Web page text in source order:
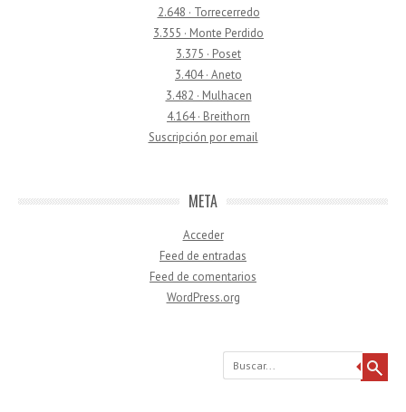
2.648 · Torrecerredo
3.355 · Monte Perdido
3.375 · Poset
3.404 · Aneto
3.482 · Mulhacen
4.164 · Breithorn
Suscripción por email
META
Acceder
Feed de entradas
Feed de comentarios
WordPress.org
Buscar